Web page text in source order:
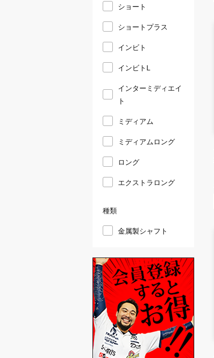
ショート
ショートプラス
インビト
インビトL
インターミディエイ
ト
ミディアム
ミディアムロング
ロング
エクストラロング
種類
金属製シャフト